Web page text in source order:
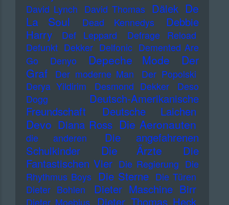
David Lynch David Thomas Dälek De
La Soul
Dead Kennedys
Debbie
Harry
Def Leppard
Defrage Reload
Defunkt Dekker Delfonic Demented Are
Go
Denyo Depeche Mode
Der
Graf
Der moderne Man
Der Popolski
Derya Yildirim
Desmond Dekker
Deso
Dogg
Deutsch-Amerikanische
Freundschaft
Deutsche Laichen
Devo Diana Ross Die Aeronauten
die anderen
Die angefahrenen
Schulkinder
Die Ärzte
Die
Fantastischen Vier Die Regierung Die
Rhythmus Boys Die Sterne Die Türen
Dieter Bohlen
Dieter Maschine Birr
Dieter Moebius Dieter Thomas Heck